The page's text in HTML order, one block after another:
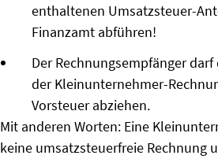
enthaltenen Umsatzsteuer-
Finanzamt abführen!
Der Rechnungsempfänger
der Kleinunternehmer-
Vorsteuer abziehen.
Mit anderen Worten: Eine
keine umsatzsteuerfreie Rechnung